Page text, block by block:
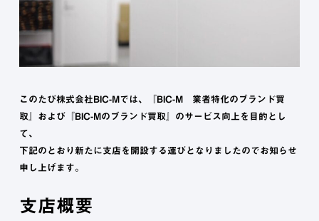
このたび株式会社BIC-Mでは、『BIC-M 業者特化のブランド買
取』および『BIC-Mのブランド買取』のサービス向上を目的とし
て、
下記のとおり新たに支店を開設する運びとなりましたのでお知らせ
申し上げます。
支店概要